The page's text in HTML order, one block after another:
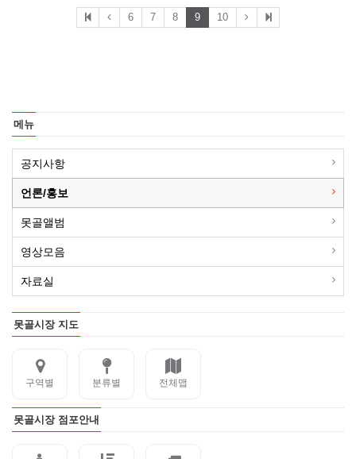
6 7 8 9 10
메뉴
공지사항
언론/홍보
못골앨범
영상모음
자료실
못골시장 지도
구역별 분류별 전체맵
못골시장 점포안내